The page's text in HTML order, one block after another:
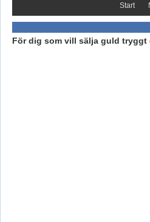
Start
För dig som vill sälja guld tryggt